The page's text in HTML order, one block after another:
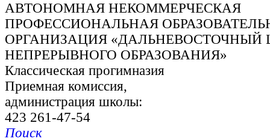
АВТОНОМНАЯ НЕКОММЕРЧЕСКАЯ
ПРОФЕССИОНАЛЬНАЯ
ОРГАНИЗАЦИЯ «ДАЛЬНЕВОСТОЧНЫЙ
НЕПРЕРЫВНОГО ОБРАЗОВАНИЯ»
Классическая прогимназия
Приемная комиссия,
администрация школы:
423 261-47-54
Поиск